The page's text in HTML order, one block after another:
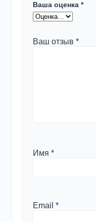
Ваша оценка *
Ваш отзыв *
Имя *
Email *